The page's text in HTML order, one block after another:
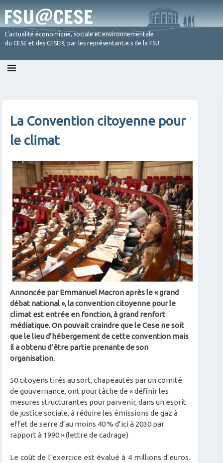
L’actualité économique, sociale et environnementale
du CESE et des CESER, par les représentant.e.s de la FSU
Skip
La Convention citoyenne pour
le climat
Annoncée par Emmanuel Macron après le « grand
débat national », la convention citoyenne pour le
climat est entrée en fonction, à grand renfort
médiatique. On pouvait craindre que le Cese ne soit
que le lieu d’hébergement de cette convention mais
il a obtenu d’être partie prenante de son
organisation.
50 citoyens tirés au sort, chapeautés par un comité
de gouvernance, ont pour tâche de « définir les
mesures structurantes pour parvenir, dans un esprit
de justice sociale, à réduire les émissions de gaz à
effet de serre d’au moins 40 % d’ici à 2030 par
rapport à 1990 ».(lettre de cadrage)
Le coût de l’exercice est évalué à 4 millions d’euros.